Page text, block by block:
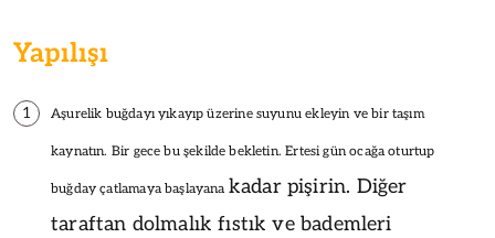
Yapılışı
1 Aşurelik buğdayı yıkayıp üzerine suyunu ekleyin ve bir taşım
kaynatın. Bir gecebu şekilde bekletin. Ertesi gün ocağaoturtup
buğday çatlamaya başlayana kadar pişirin. Diğer
taraftan dolmalık fıstık ve bademleri